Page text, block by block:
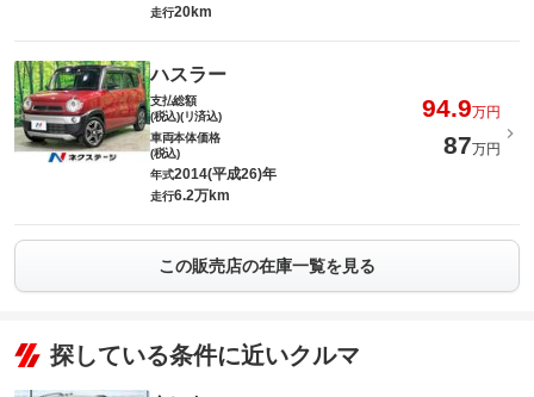
走行20km
ハスラー
支払総額
(税込)(リ済込)
94.9万円
車両本体価格
(税込)
87万円
年式2014(平成26)年
走行6.2万km
この販売店の在庫一覧を見る
探している条件に近いクルマ